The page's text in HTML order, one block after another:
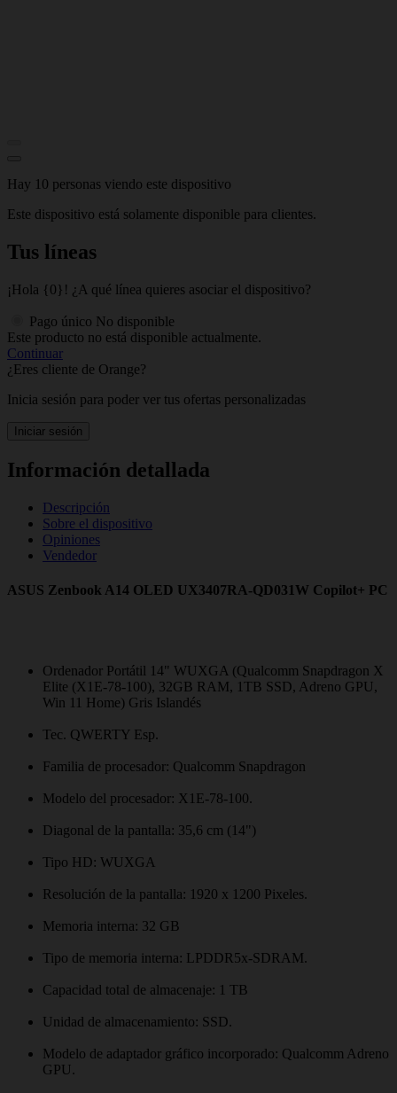
Hay 10 personas viendo este dispositivo
Este dispositivo está solamente disponible para clientes.
Tus líneas
¡Hola {0}! ¿A qué línea quieres asociar el dispositivo?
Pago único No disponible
Este producto no está disponible actualmente.
Continuar
¿Eres cliente de Orange?
Inicia sesión para poder ver tus ofertas personalizadas
Iniciar sesión
Información detallada
Descripción
Sobre el dispositivo
Opiniones
Vendedor
ASUS Zenbook A14 OLED UX3407RA-QD031W Copilot+ PC
Ordenador Portátil 14" WUXGA (Qualcomm Snapdragon X
Elite (X1E-78-100), 32GB RAM, 1TB SSD, Adreno GPU,
Win 11 Home) Gris Islandés
Tec. QWERTY Esp.
Familia de procesador: Qualcomm Snapdragon
Modelo del procesador: X1E-78-100.
Diagonal de la pantalla: 35,6 cm (14")
Tipo HD: WUXGA
Resolución de la pantalla: 1920 x 1200 Pixeles.
Memoria interna: 32 GB
Tipo de memoria interna: LPDDR5x-SDRAM.
Capacidad total de almacenaje: 1 TB
Unidad de almacenamiento: SSD.
Modelo de adaptador gráfico incorporado: Qualcomm Adreno
GPU.